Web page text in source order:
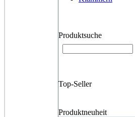
Produktsuche
Top-Seller
Produktneuheit